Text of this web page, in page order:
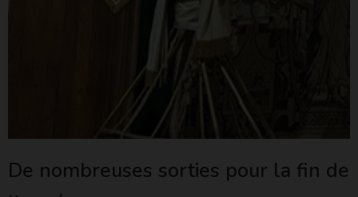
De nombreuses sorties pour la fin de